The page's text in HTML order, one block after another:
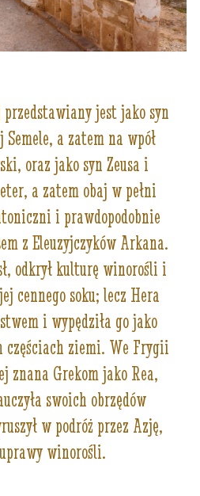
jest jako syn
a zatem na wpół
oraz jako syn Zeusa i
a zatem obaj w pełni
i prawdopodobnie
z Eleuzyjczyków Arkana.
odkrył kulturę winorośli i
cennego soku; lecz Hera
i wypędziła go jako
częściach ziemi. We Frygii
znana Grekom jako Rea,
swoich obrzędów
w podróż przez Azję,
winorośli.